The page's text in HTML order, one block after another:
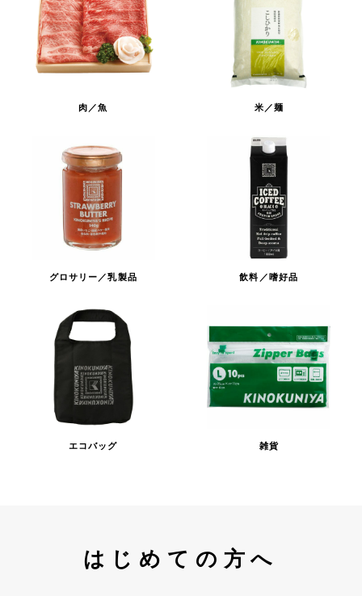
肉／魚 米／麺
グロサリー／乳製品 飲料／嗜好品
エコバッグ 雑貨
はじめての方へ